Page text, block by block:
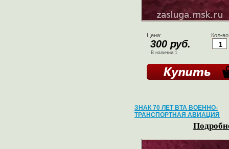
Цена:
300 руб.
В наличии:1
Кол-
ЗНАК 70 ЛЕТ ВТА ВОЕННО-
ТРАНСПОРТНАЯ АВИАЦИЯ